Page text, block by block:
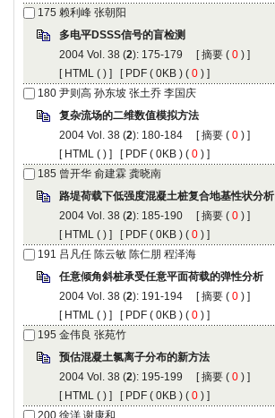
175 赖利峰 张朝阳
多电平DSSS信号的盲检测
2004 Vol. 38 (2): 175-179 [摘要 ( 0 ) ]
[ HTML ( ) ] [ PDF ( 0KB ) ( 0 ) ]
180 尹则高 孙东坡 张土乔 李国庆
复杂流场的二维数值模拟方法
2004 Vol. 38 (2): 180-184 [摘要 ( 0 ) ]
[ HTML ( ) ] [ PDF ( 0KB ) ( 0 ) ]
185 曾开华 俞建霖 龚晓南
路堤荷载下低强度混凝土桩复合地基性状分析
2004 Vol. 38 (2): 185-190 [摘要 ( 0 ) ]
[ HTML ( ) ] [ PDF ( 0KB ) ( 0 ) ]
191 吕凡任 陈云敏 陈仁朋 程泽海
任意倾角斜桩承受任意平面荷载的弹性分析
2004 Vol. 38 (2): 191-194 [摘要 ( 0 ) ]
[ HTML ( ) ] [ PDF ( 0KB ) ( 0 ) ]
195 金伟良 张苑竹
预估混凝土氯离子分布的新方法
2004 Vol. 38 (2): 195-199 [摘要 ( 0 ) ]
[ HTML ( ) ] [ PDF ( 0KB ) ( 0 ) ]
200 徐洋 谢康和